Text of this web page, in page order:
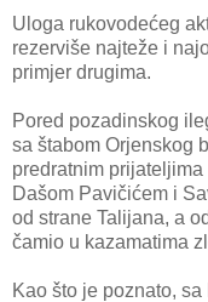
Uloga rukovodećeg
rezerviše najteže i
primjer drugima.
Pored pozadinskog
sa štabom Orjenskog
predratnim
Dašom Pavičićem i
od strane Talijana, a
čamio u kazamatima
Kao što je poznato,